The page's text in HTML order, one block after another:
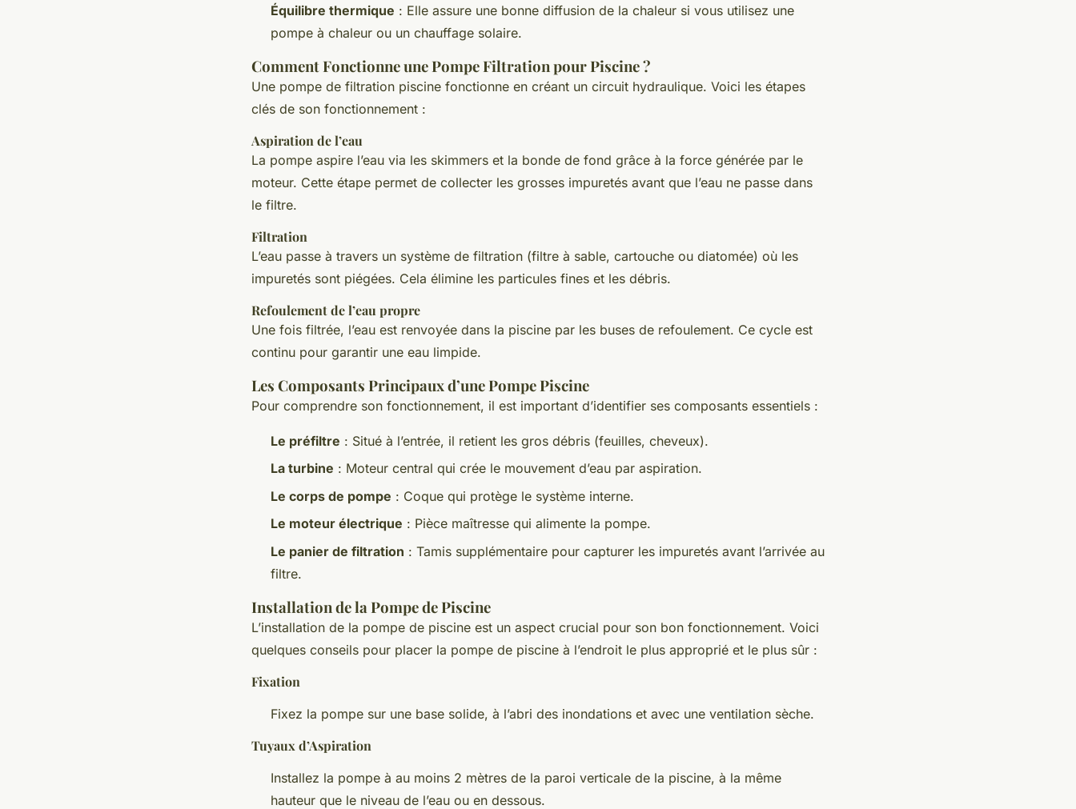
Équilibre thermique : Elle assure une bonne diffusion de la chaleur si vous utilisez une
pompe à chaleur ou un chauffage solaire.
Comment Fonctionne une Pompe Filtration pour Piscine ?
Une pompe de filtration piscine fonctionne en créant un circuit hydraulique. Voici les étapes
clés de son fonctionnement :
Aspiration de l’eau
La pompe aspire l’eau via les skimmers et la bonde de fond grâce à la force générée par le
moteur. Cette étape permet de collecter les grosses impuretés avant que l’eau ne passe dans
le filtre.
Filtration
L’eau passe à travers un système de filtration (filtre à sable, cartouche ou diatomée) où les
impuretés sont piégées. Cela élimine les particules fines et les débris.
Refoulement de l’eau propre
Une fois filtrée, l’eau est renvoyée dans la piscine par les buses de refoulement. Ce cycle est
continu pour garantir une eau limpide.
Les Composants Principaux d’une Pompe Piscine
Pour comprendre son fonctionnement, il est important d’identifier ses composants essentiels :
Le préfiltre : Situé à l’entrée, il retient les gros débris (feuilles, cheveux).
La turbine : Moteur central qui crée le mouvement d’eau par aspiration.
Le corps de pompe : Coque qui protège le système interne.
Le moteur électrique : Pièce maîtresse qui alimente la pompe.
Le panier de filtration : Tamis supplémentaire pour capturer les impuretés avant l’arrivée au
filtre.
Installation de la Pompe de Piscine
L’installation de la pompe de piscine est un aspect crucial pour son bon fonctionnement. Voici
quelques conseils pour placer la pompe de piscine à l’endroit le plus approprié et le plus sûr :
Fixation
Fixez la pompe sur une base solide, à l’abri des inondations et avec une ventilation sèche.
Tuyaux d’Aspiration
Installez la pompe à au moins 2 mètres de la paroi verticale de la piscine, à la même
hauteur que le niveau de l’eau ou en dessous.